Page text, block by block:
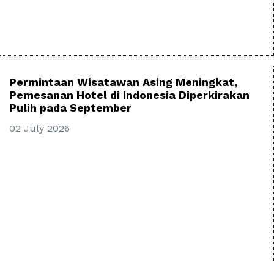
Permintaan Wisatawan Asing Meningkat,
Pemesanan Hotel di Indonesia Diperkirakan
Pulih pada September
02 July 2026